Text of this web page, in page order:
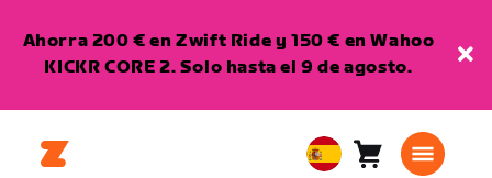
Ahorra 200 € en Zwift Ride y 150 € en Wahoo
KICKR CORE 2. Solo hasta el 9 de agosto.
EuropeanCarro0